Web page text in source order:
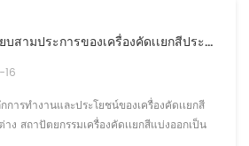
ข้อได้เปรียบสามประการของเครื่องคัดเเยกสีประเภทสายพาน
ารทำงานและประโยชน์ของเครื่องคัดเเยกสี
สถาปัตยกรรมเครื่องคัดเเยกสีแบ่งออกเป็น